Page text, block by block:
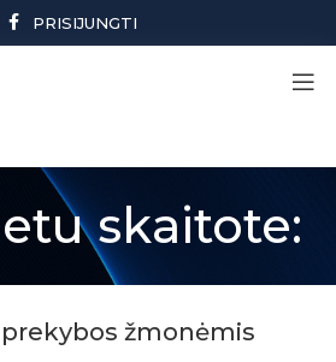
PRISIJUNGTI
skaitote:
žmonėmis